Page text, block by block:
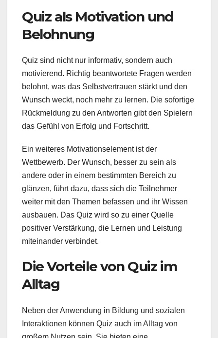
Quiz als Motivation und
Belohnung
Quiz sind nicht nur informativ, sondern auch
motivierend. Richtig beantwortete Fragen werden
belohnt, was das Selbstvertrauen stärkt und den
Wunsch weckt, noch mehr zu lernen. Die sofortige
Rückmeldung zu den Antworten gibt den Spielern
das Gefühl von Erfolg und Fortschritt.
Ein weiteres Motivationselement ist der
Wettbewerb. Der Wunsch, besser zu sein als
andere oder in einem bestimmten Bereich zu
glänzen, führt dazu, dass sich die Teilnehmer
weiter mit den Themen befassen und ihr Wissen
ausbauen. Das Quiz wird so zu einer Quelle
positiver Verstärkung, die Lernen und Leistung
miteinander verbindet.
Die Vorteile von Quiz im
Alltag
Neben der Anwendung in Bildung und sozialen
Interaktionen können Quiz auch im Alltag von